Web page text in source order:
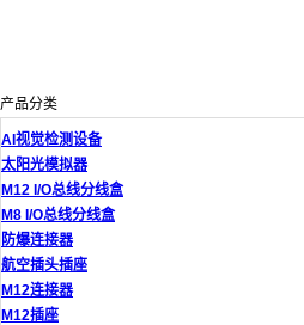
产品分类
AI视觉检测设备
太阳光模拟器
M12 I/O总线分线盒
M8 I/O总线分线盒
防爆连接器
航空插头插座
M12连接器
M12插座